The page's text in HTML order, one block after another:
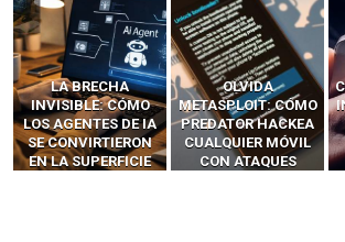
OLVIDA
METASPLOIT: CÓMO
PREDATOR HACKEA
CUALQUIER MÓVIL
CON ATAQUES
CÓMO LOS HACKERS
INTERCEPTAN OTPS
Y LLAMADAS
MÓVILES SIN
‘HACKEAR’ — EL